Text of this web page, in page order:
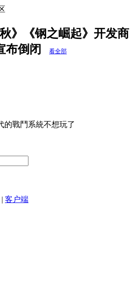
》《钢之崛起》开发商
布倒闭
看全部
的戰鬥系統不想玩了
| 客户端